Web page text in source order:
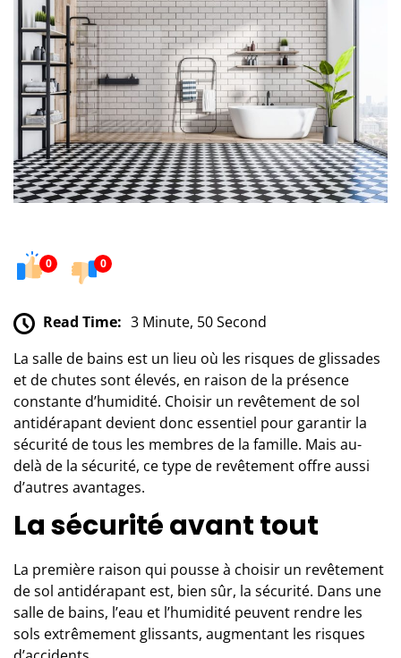
0 0
Read Time: 3 Minute, 50 Second
La salle de bains est un lieu où les risques de glissades
et de chutes sont élevés, en raison de la présence
constante d’humidité. Choisir un revêtement de sol
antidérapant devient donc essentiel pour garantir la
sécurité de tous les membres de la famille. Mais au-
delà de la sécurité, ce type de revêtement offre aussi
d’autres avantages.
La sécurité avant tout
La première raison qui pousse à choisir un revêtement
de sol antidérapant est, bien sûr, la sécurité. Dans une
salle de bains, l’eau et l’humidité peuvent rendre les
sols extrêmement glissants, augmentant les risques